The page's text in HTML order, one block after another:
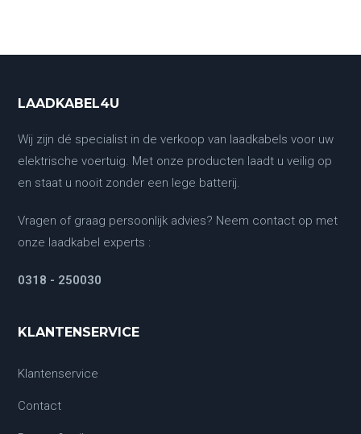
LAADKABEL4U
Wij zijn dé specialist in de verkoop van laadkabels voor uw
elektrische voertuig. Met onze producten laadt u veilig op
en staat u nooit zonder een lege batterij.
Vragen of graag persoonlijk advies? Neem contact op met
onze laadkabel experts :
0318 - 250030
KLANTENSERVICE
Klantenservice
Contact